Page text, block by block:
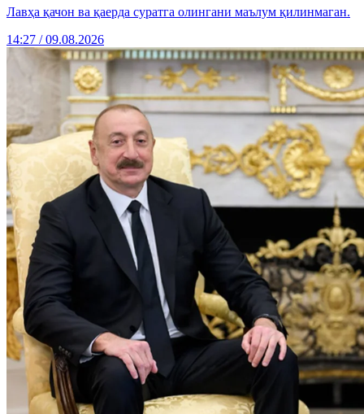
Лавҳа қачон ва қаерда суратга олингани маълум қилинмаган.
14:27 / 09.08.2026